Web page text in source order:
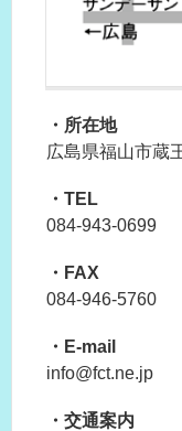
・所在地
広島県福山市蔵
・TEL
084-943-0699
・FAX
084-946-5760
・E-mail
info@fct.ne.jp
・交通案内